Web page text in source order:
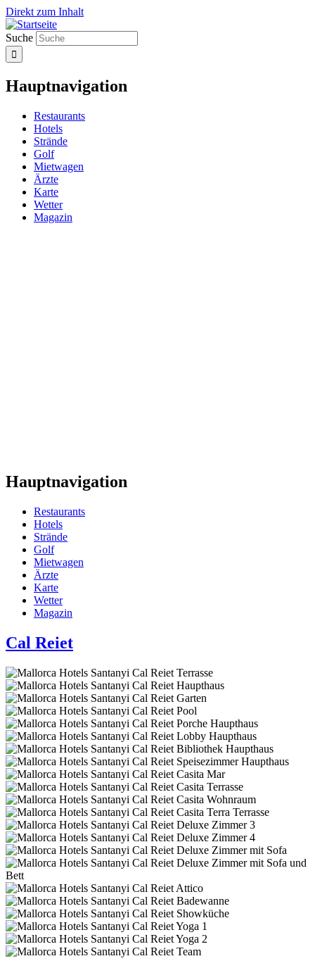
Direkt zum Inhalt
Suche
Hauptnavigation
Restaurants
Hotels
Strände
Golf
Mietwagen
Ärzte
Karte
Wetter
Magazin
Hauptnavigation
Restaurants
Hotels
Strände
Golf
Mietwagen
Ärzte
Karte
Wetter
Magazin
Cal Reiet